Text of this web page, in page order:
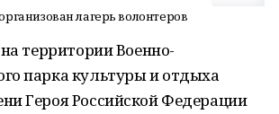
лагерь волонтеров
территории Военно-
парка культуры и отдыха
Героя Российской Федерации